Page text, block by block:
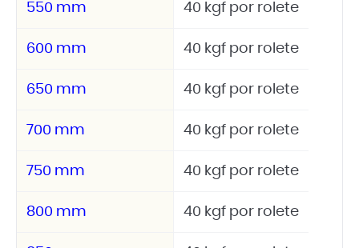
550 mm 40 kgf por rolete
600 mm 40 kgf por rolete
650 mm 40 kgf por rolete
700 mm 40 kgf por rolete
750 mm 40 kgf por rolete
800 mm 40 kgf por rolete